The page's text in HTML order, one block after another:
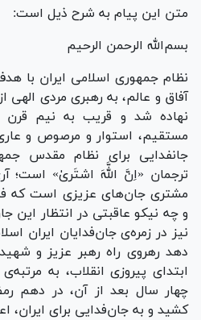
متن این پیام به شرح ذیل است:
بسم‌الله الرحمن الرحیم
نظام جمهوری اسلامی ایران با
آفاق و عالم، به رهبری مردی الهی
نهاده شد و قریب به نیم
مستقیم، استوار و مرصوص و عاری
جانفدایی برای نظام مقدس
ترجمان «اِنَّ اللَّهَ اشتَرىٰ» است؛
مشتری جان‌های عزیزی است که
و چه نیکو عاقبتی در انتظار این
نیز در زمره‌ی جان‌فدایان ایران
دهد رهروی راه رهبر عزیز و
ابتدای پیروزی انقلاب، به
چهار سال بعد از آن، در دهم
کشید و به جان‌فدایی برای ایران،